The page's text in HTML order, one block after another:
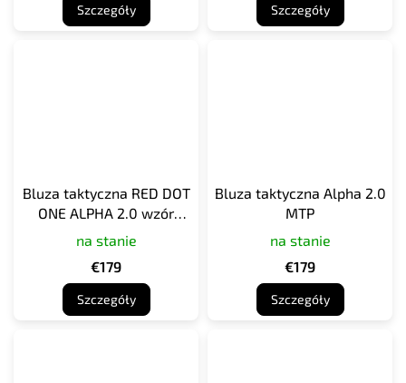
Szczegóły Szczegóły
Bluza taktyczna RED DOT
ONE ALPHA 2.0 wzór
kamuflażu 95
na stanie
€179
Szczegóły
Bluza taktyczna Alpha 2.0
MTP
na stanie
€179
Szczegóły